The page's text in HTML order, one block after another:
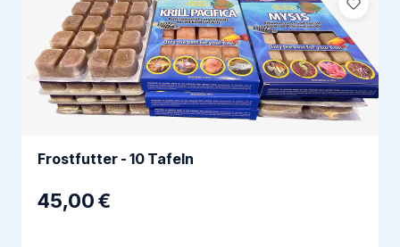
Frostfutter - 10 Tafeln
45,00 €